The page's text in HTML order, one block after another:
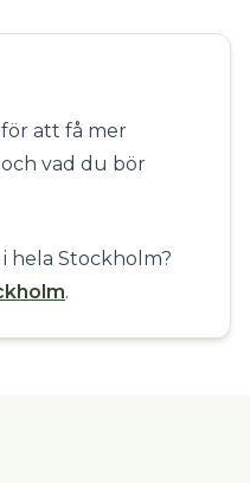
för att få mer
vad du bör
hela Stockholm?
.